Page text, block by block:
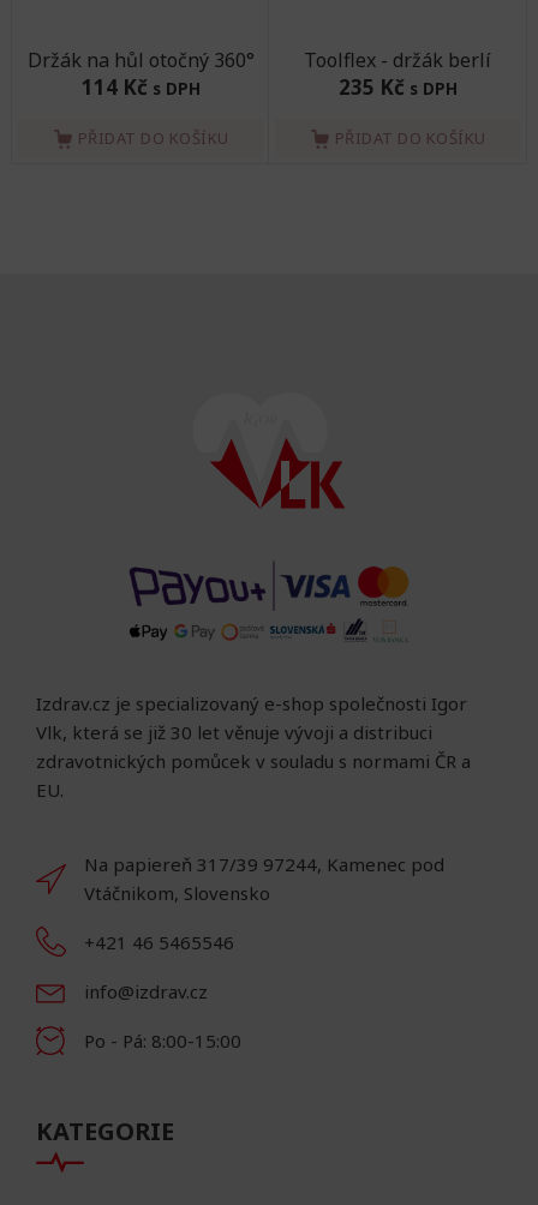
Držák na hůl otočný 360°
114 Kč s DPH
PŘIDAT DO KOŠÍKU
Toolflex - držák berlí
235 Kč s DPH
PŘIDAT DO KOŠÍKU
Izdrav.cz je specializovaný e-shop společnosti Igor
Vlk, která se již 30 let věnuje vývoji a distribuci
zdravotnických pomůcek v souladu s normami ČR a
EU.
Na papiereň 317/39 97244, Kamenec pod
Vtáčnikom, Slovensko
+421 46 5465546
info@izdrav.cz
Po - Pá: 8:00-15:00
KATEGORIE